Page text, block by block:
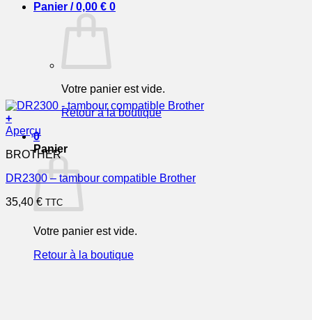
Panier /0,00 € 0
Votre panier est vide.
Retour à la boutique
0
Panier
Votre panier est vide.
Retour à la boutique
+
Aperçu
BROTHER
DR2300 – tambour compatible Brother
35,40 € TTC